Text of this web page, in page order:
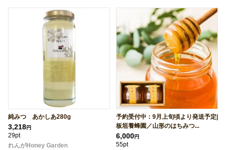
純みつ あかしあ280g
3,218円
29pt
れんがHoney Garden
予約受付中：9月上旬頃より発送予定|
板垣養蜂園／山形のはちみつ...
6,000円
55pt